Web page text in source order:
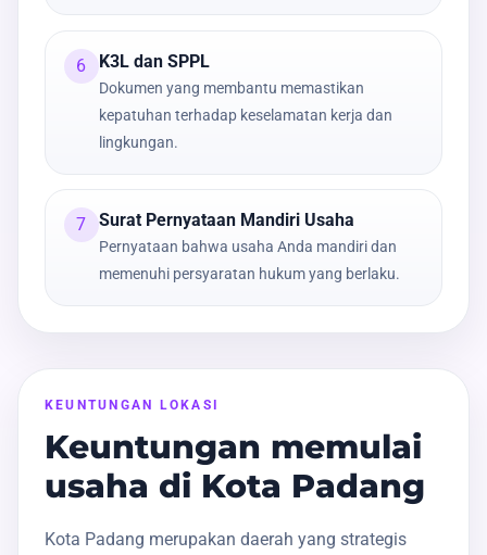
6 K3L dan SPPL
Dokumen yang membantu memastikan
kepatuhan terhadap keselamatan kerja dan
lingkungan.
7 Surat Pernyataan Mandiri Usaha
Pernyataan bahwa usaha Anda mandiri dan
memenuhi persyaratan hukum yang berlaku.
KEUNTUNGAN LOKASI
Keuntungan memulai
usaha di Kota Padang
Kota Padang merupakan daerah yang strategis